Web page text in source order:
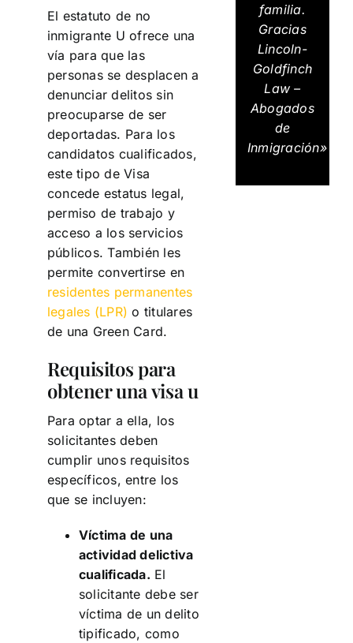
El estatuto de no
inmigrante U ofrece una
vía para que las
personas se desplacen a
denunciar delitos sin
preocuparse de ser
deportadas. Para los
candidatos cualificados,
este tipo de Visa
concede estatus legal,
permiso de trabajo y
acceso a los servicios
públicos. También les
permite convertirse en
residentes permanentes
legales (LPR) o titulares
de una Green Card.
Requisitos para
obtener una visa u
Para optar a ella, los
solicitantes deben
cumplir unos requisitos
específicos, entre los
que se incluyen:
Víctima de una
actividad delictiva
cualificada. El
solicitante debe ser
víctima de un delito
tipificado, como
familia.
Gracias
Lincoln-
Goldfinch
Law –
Abogados
de
Inmigración»